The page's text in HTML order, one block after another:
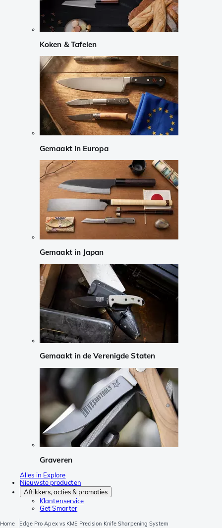
Koken & Tafelen
Gemaakt in Europa
Gemaakt in Japan
Gemaakt in de Verenigde Staten
Graveren
Alles in Explore
Nieuwste producten
Aftikkers, acties & promoties
Klantenservice
Get Smarter
Home Edge Pro Apex vs KME Precision Knife Sharpening System